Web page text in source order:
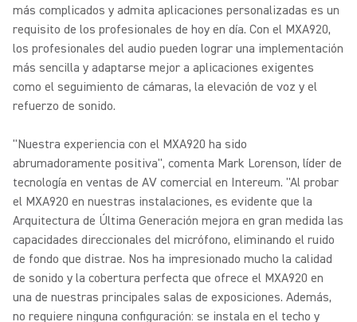
más complicados y admita aplicaciones personalizadas es un
requisito de los profesionales de hoy en día. Con el MXA920,
los profesionales del audio pueden lograr una implementación
más sencilla y adaptarse mejor a aplicaciones exigentes
como el seguimiento de cámaras, la elevación de voz y el
refuerzo de sonido.
"Nuestra experiencia con el MXA920 ha sido
abrumadoramente positiva", comenta Mark Lorenson, líder de
tecnología en ventas de AV comercial en Intereum. "Al probar
el MXA920 en nuestras instalaciones, es evidente que la
Arquitectura de Última Generación mejora en gran medida las
capacidades direccionales del micrófono, eliminando el ruido
de fondo que distrae. Nos ha impresionado mucho la calidad
de sonido y la cobertura perfecta que ofrece el MXA920 en
una de nuestras principales salas de exposiciones. Además,
no requiere ninguna configuración: se instala en el techo y